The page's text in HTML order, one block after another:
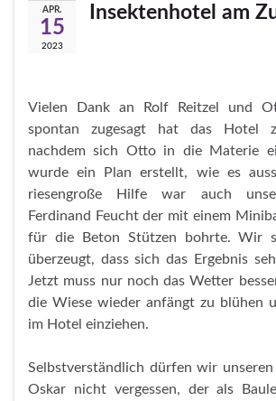
APR.
15
2023
Insektenhotel am
Vielen Dank an Rolf Reitzel und
spontan zugesagt hat das Hotel
nachdem sich Otto in die Materie
wurde ein Plan erstellt, wie es
riesengroße Hilfe war auch
Ferdinand Feucht der mit einem
für die Beton Stützen bohrte. Wir
überzeugt, dass sich das Ergebnis
Jetzt muss nur noch das Wetter
die Wiese wieder anfängt zu blühen
im Hotel einziehen.
Selbstverständlich dürfen wir
Oskar nicht vergessen, der als